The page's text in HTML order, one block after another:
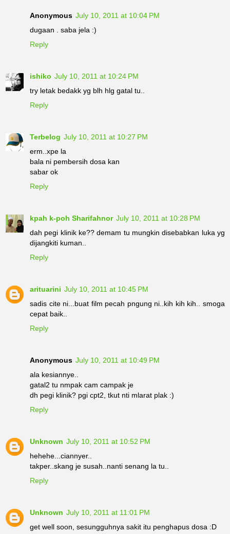
Anonymous July 10, 2011 at 10:04 PM
dugaan . saba jela :)
Reply
ishiko July 10, 2011 at 10:24 PM
try letak bedakk yg blh hlg gatal tu..
Reply
Terbelog July 10, 2011 at 10:27 PM
erm..xpe la
bala ni pembersih dosa kan
sabar ok
Reply
kpah k-poh Sharifahnor July 10, 2011 at 10:28 PM
dah pegi klinik ke?? demam tu mungkin disebabkan luka yg
dijangkiti kuman..
Reply
arituarini July 10, 2011 at 10:45 PM
sadis cite ni...buat film pecah pngung ni..kih kih kih.. smoga
cepat baik..
Reply
Anonymous July 10, 2011 at 10:49 PM
ala kesiannye..
gatal2 tu nmpak cam campak je
dh pegi klinik? pgi cpt2, tkut nti mlarat plak :)
Reply
Unknown July 10, 2011 at 10:52 PM
hehehe...ciannyer..
takper..skang je susah..nanti senang la tu..
Reply
Unknown July 10, 2011 at 11:01 PM
get well soon, sesungguhnya sakit itu penghapus dosa :D